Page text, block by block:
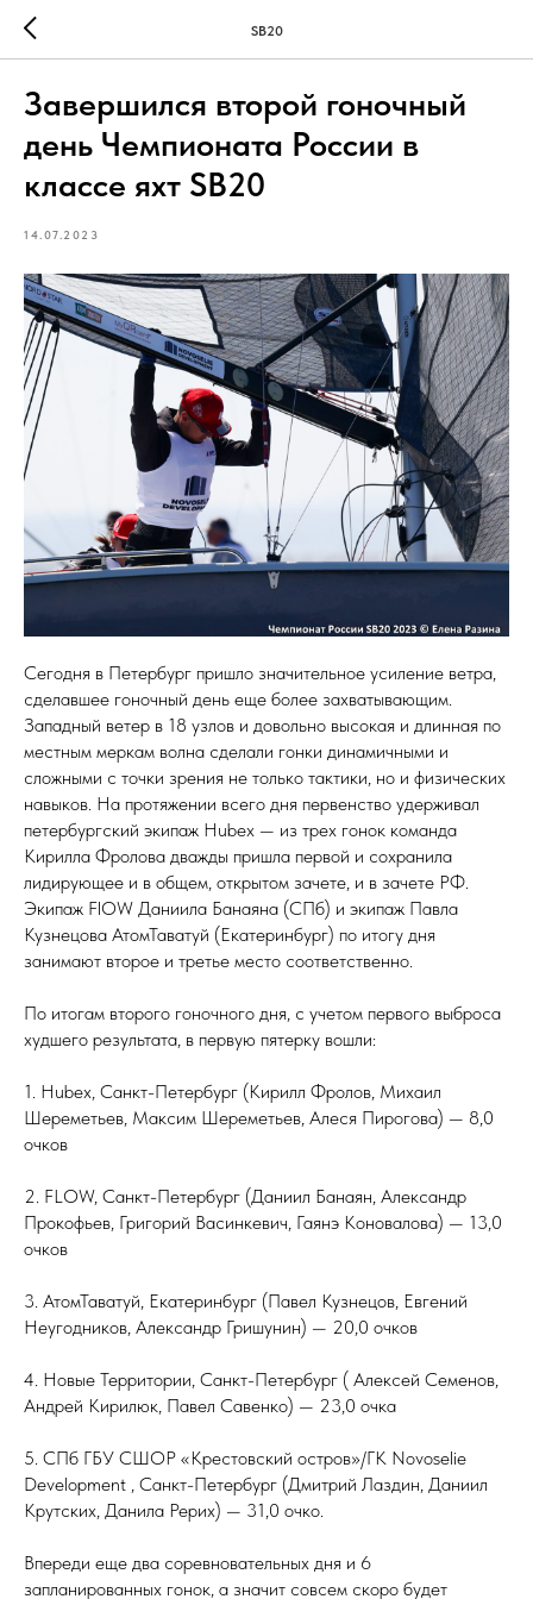
SB20
Завершился второй гоночный
день Чемпионата России в
классе яхт SB20
14.07.2023
Сегодня в Петербург пришло значительное усиление ветра,
сделавшее гоночный день еще более захватывающим.
Западный ветер в 18 узлов и довольно высокая и длинная по
местным меркам волна сделали гонки динамичными и
сложными с точки зрения не только тактики, но и физических
навыков. На протяжении всего дня первенство удерживал
петербургский экипаж Hubex — из трех гонок команда
Кирилла Фролова дважды пришла первой и сохранила
лидирующее и в общем, открытом зачете, и в зачете РФ.
Экипаж FlOW Даниила Банаяна (СПб) и экипаж Павла
Кузнецова АтомТаватуй (Екатеринбург) по итогу дня
занимают второе и третье место соответственно.
По итогам второго гоночного дня, с учетом первого выброса
худшего результата, в первую пятерку вошли:
1. Hubex, Санкт-Петербург (Кирилл Фролов, Михаил
Шереметьев, Максим Шереметьев, Алеся Пирогова) — 8,0
очков
2. FLOW, Санкт-Петербург (Даниил Банаян, Александр
Прокофьев, Григорий Васинкевич, Гаянэ Коновалова) — 13,0
очков
3. АтомТаватуй, Екатеринбург (Павел Кузнецов, Евгений
Неугодников, Александр Гришунин) — 20,0 очков
4. Новые Территории, Санкт-Петербург ( Алексей Семенов,
Андрей Кирилюк, Павел Савенко) — 23,0 очка
5. СПб ГБУ СШОР «Крестовский остров»/ГК Novoselie
Development , Санкт-Петербург (Дмитрий Лаздин, Даниил
Крутских, Данила Рерих) — 31,0 очко.
Впереди еще два соревновательных дня и 6
запланированных гонок, а значит совсем скоро будет